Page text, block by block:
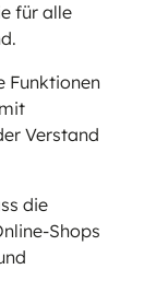
für alle
Funktionen
Verstand
die
Shops